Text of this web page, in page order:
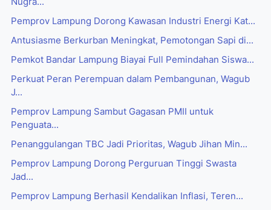
Pemprov Lampung Dorong Kawasan Industri Energi Kat...
Antusiasme Berkurban Meningkat, Pemotongan Sapi di...
Pemkot Bandar Lampung Biayai Full Pemindahan Siswa...
Perkuat Peran Perempuan dalam Pembangunan, Wagub
J...
Pemprov Lampung Sambut Gagasan PMII untuk
Penguata...
Penanggulangan TBC Jadi Prioritas, Wagub Jihan Min...
Pemprov Lampung Dorong Perguruan Tinggi Swasta
Jad...
Pemprov Lampung Berhasil Kendalikan Inflasi, Teren...